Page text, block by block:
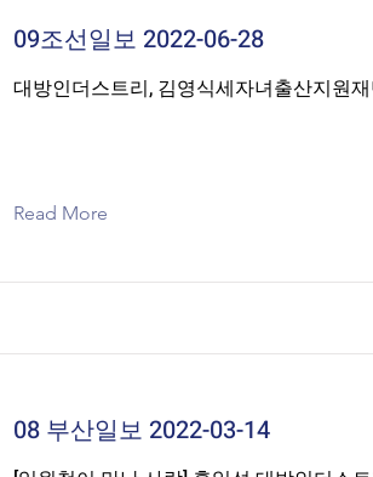
09조선일보 2022-06-28
대방인더스트리, 김영식세자녀출산지원
Read More
08 부산일보 2022-03-14